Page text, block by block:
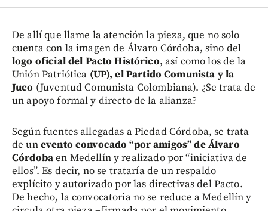
De allí que llame la atención la pieza, que no solo
cuenta con la imagen de Álvaro Córdoba, sino del
logo oficial del Pacto Histórico, así como los de la
Unión Patriótica (UP), el Partido Comunista y la
Juco (Juventud Comunista Colombiana). ¿Se trata de
un apoyo formal y directo de la alianza?
Según fuentes allegadas a Piedad Córdoba, se trata
de unevento convocado “por amigos” de Álvaro
Córdobaen Medellín y realizado por “iniciativa de
ellos”. Es decir, no se trataría de un respaldo
explícito y autorizado por las directivas del Pacto.
De hecho, la convocatoria no se reduce a Medellín y